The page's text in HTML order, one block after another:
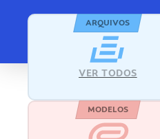
ARQUIVOS
VER TODOS
MODELOS